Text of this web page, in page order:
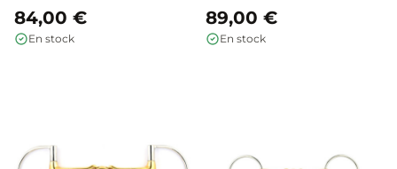
84,00 €
En stock
Stübben
89,00 €
En stock